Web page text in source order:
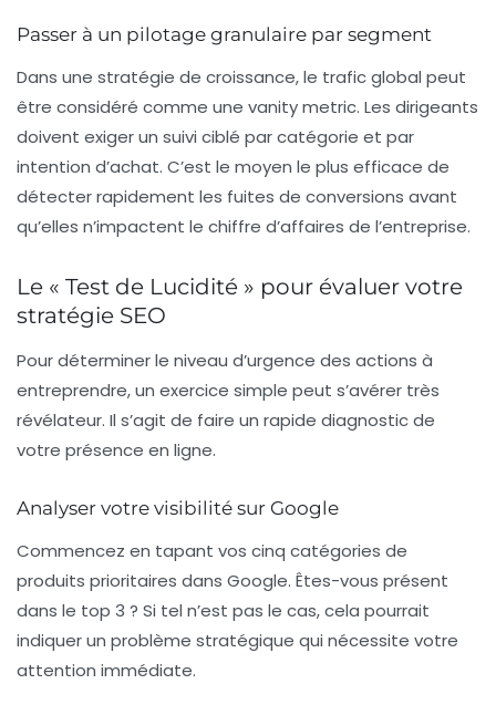
Passer à un pilotage granulaire par segment
Dans une stratégie de croissance, le trafic global peut
être considéré comme une vanity metric. Les dirigeants
doivent exiger un suivi ciblé par catégorie et par
intention d’achat. C’est le moyen le plus efficace de
détecter rapidement les fuites de conversions avant
qu’elles n’impactent le chiffre d’affaires de l’entreprise.
Le « Test de Lucidité » pour évaluer votre
stratégie SEO
Pour déterminer le niveau d’urgence des actions à
entreprendre, un exercice simple peut s’avérer très
révélateur. Il s’agit de faire un rapide diagnostic de
votre présence en ligne.
Analyser votre visibilité sur Google
Commencez en tapant vos cinq catégories de
produits prioritaires dans Google. Êtes-vous présent
dans le top 3 ? Si tel n’est pas le cas, cela pourrait
indiquer un problème stratégique qui nécessite votre
attention immédiate.